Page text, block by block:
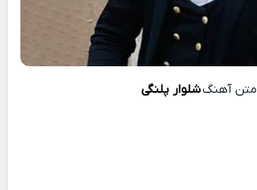
متن آهنگشلوار پلنگی